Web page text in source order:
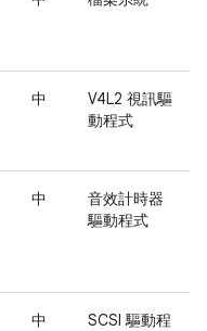
中
V4L2 視訊驅
動程式
中
音效計時器
驅動程式
中
SCSI 驅動程